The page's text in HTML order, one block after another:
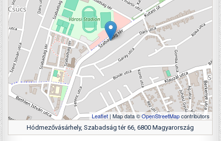
Leaflet | Map data ©OpenStreetMapcontributors
Hódmezővásárhely, Szabadság tér 66, 6800 Magyarország